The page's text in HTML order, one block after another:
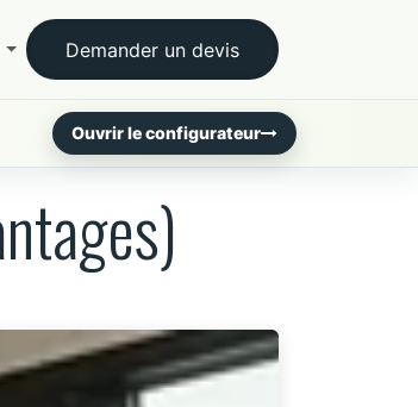
Demander un devis
Ouvrir le configurateur